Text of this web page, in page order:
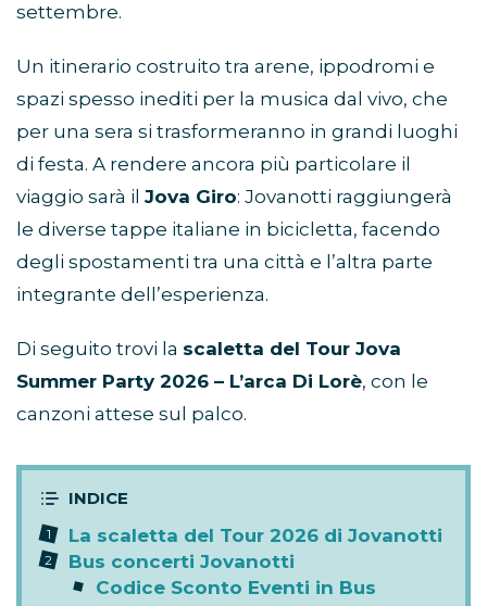
settembre.
Un itinerario costruito tra arene, ippodromi e
spazi spesso inediti per la musica dal vivo, che
per una sera si trasformeranno in grandi luoghi
di festa. A rendere ancora più particolare il
viaggio sarà il Jova Giro: Jovanotti raggiungerà
le diverse tappe italiane in bicicletta, facendo
degli spostamenti tra una città e l’altra parte
integrante dell’esperienza.
Di seguito trovi la scaletta del Tour Jova
Summer Party 2026 – L’arca Di Lorè, con le
canzoni attese sul palco.
La scaletta del Tour 2026 di Jovanotti
Bus concerti Jovanotti
Codice Sconto Eventi in Bus